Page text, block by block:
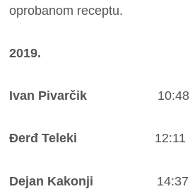
oprobanom receptu.
2019.
Ivan Pivarčik 10:48
Đerđ Teleki 12:11
Dejan Kakonji 14:37